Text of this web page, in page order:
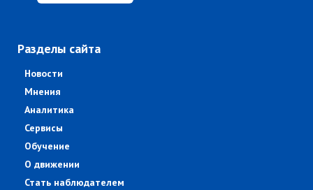
Разделы сайта
Новости
Мнения
Аналитика
Сервисы
Обучение
О движении
Стать наблюдателем